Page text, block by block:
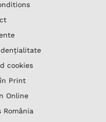
cookies
Print
Online
România